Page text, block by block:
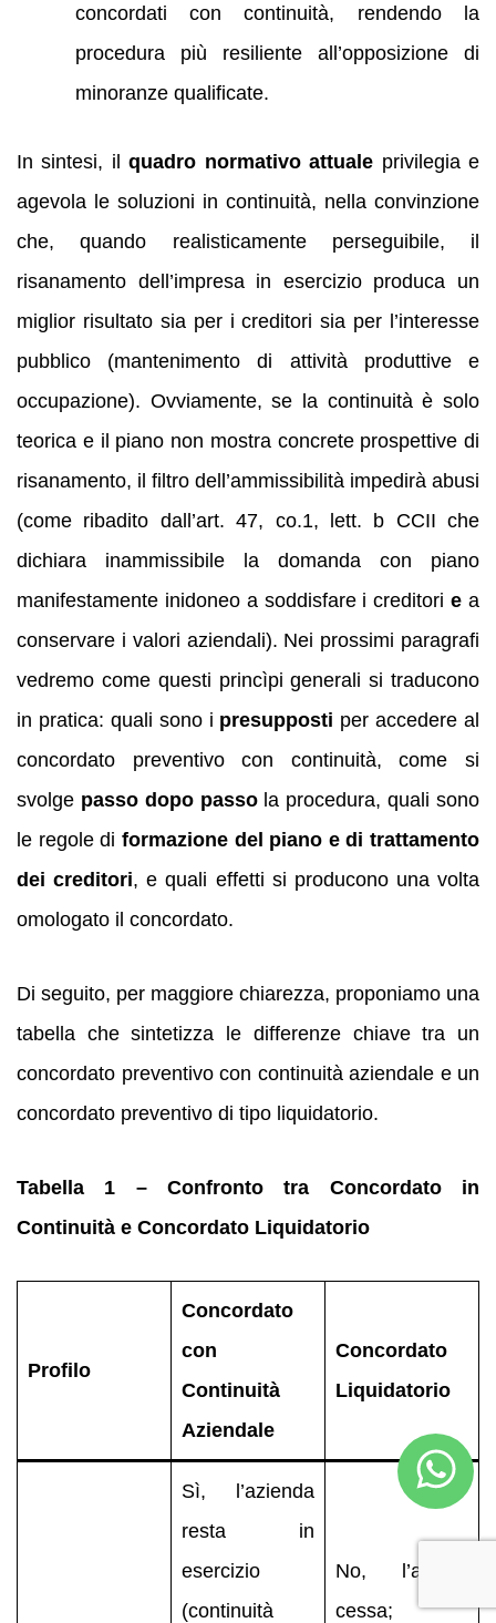
concordati con continuità, rendendo la
procedura più resiliente all’opposizione di
minoranze qualificate.
In sintesi, ilquadro normativo attuale privilegia e
agevola le soluzioni in continuità, nella convinzione
che, quando realisticamente perseguibile, il
risanamento dell’impresa in esercizio produca un
miglior risultato sia per i creditori sia per l’interesse
pubblico (mantenimento di attività produttive e
occupazione). Ovviamente, se la continuità è solo
teorica e il piano non mostra concrete prospettive di
risanamento, il filtro dell’ammissibilità impedirà abusi
(come ribadito dall’art. 47, co.1, lett. b CCII che
dichiara inammissibile la domanda con piano
manifestamente inidoneo a soddisfare i creditorie a
conservare i valori aziendali). Nei prossimi paragrafi
vedremo come questi princìpi generali si traducono
in pratica: quali sono i presupposti per accedere al
concordato preventivo con continuità, come si
svolge passo dopo passola procedura, quali sono
le regole di formazione del piano e di trattamento
dei creditori, e quali effetti si producono una volta
omologato il concordato.
Di seguito, per maggiore chiarezza, proponiamo una
tabella che sintetizza le differenze chiave tra un
concordato preventivo con continuità aziendale e un
concordato preventivo di tipo liquidatorio.
Tabella 1 – Confronto tra Concordato in
Continuità e Concordato Liquidatorio
Profilo
Concordato
con
Continuità
Aziendale
Concordato
Liquidatorio
Sì, l’azienda
resta in
esercizio
(continuità
No, l’attività
cessa;